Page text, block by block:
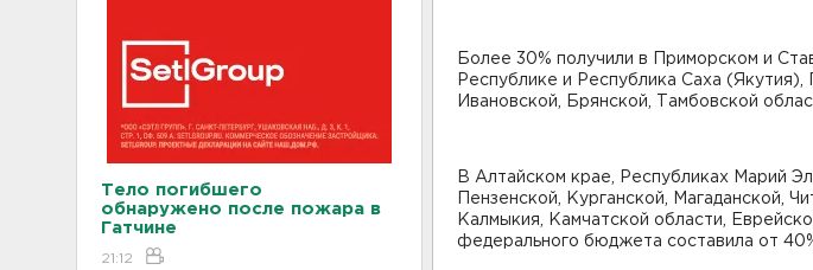
Тело погибшего
обнаружено после пожара в
Гатчине
21:12
Более 30% получили в Приморском и
Республике и Республика Саха (Якутия),
Ивановской, Брянской, Тамбовской
В Алтайском крае, Республиках Марий
Пензенской, Курганской, Магаданской,
Калмыкия, Камчатской области,
федерального бюджета составила от